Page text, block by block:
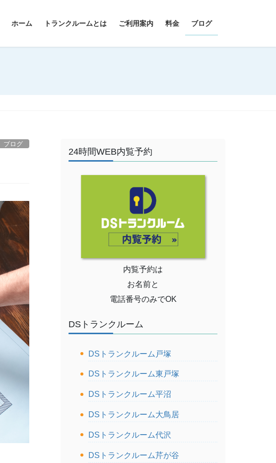
ホーム トランクルームとは ご利用案内 料金 ブログ
ブログ
24時間WEB内覧予約
内覧予約は
お名前と
電話番号のみでOK
DSトランクルーム
DSトランクルーム戸塚
DSトランクルーム東戸塚
DSトランクルーム平沼
DSトランクルーム大鳥居
DSトランクルーム代沢
DSトランクルーム芹が谷